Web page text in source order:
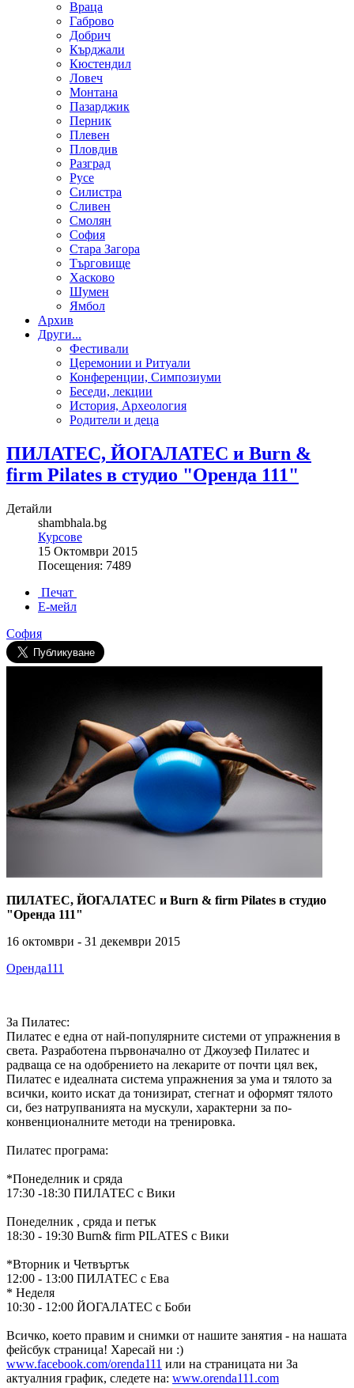
Враца
Габрово
Добрич
Кърджали
Кюстендил
Ловеч
Монтана
Пазарджик
Перник
Плевен
Пловдив
Разград
Русе
Силистра
Сливен
Смолян
София
Стара Загора
Търговище
Хасково
Шумен
Ямбол
Aрхив
Други...
Фестивали
Церемонии и Ритуали
Конференции, Симпозиуми
Беседи, лекции
История, Археология
Родители и деца
ПИЛАТЕС, ЙОГАЛАТЕС и Burn &
firm Pilates в студио "Оренда 111"
Детайли
shambhala.bg
Курсове
15 Октомври 2015
Посещения: 7489
Печат
Е-мейл
София
ПИЛАТЕС, ЙОГАЛАТЕС и Burn & firm Pilates в студио
"Оренда 111"
16 октомври - 31 декември 2015
Оренда111
За Пилатес:
Пилатес е една от най-популярните системи от упражнения в
света. Разработена първоначално от Джоузеф Пилатес и
радваща се на одобрението на лекарите от почти цял век,
Пилатес е идеалната система упражнения за ума и тялото за
всички, които искат да тонизират, стегнат и оформят тялото
си, без натрупванията на мускули, характерни за по-
конвенционалните методи на тренировка.
Пилатес програма:
*Понеделник и сряда
17:30 -18:30 ПИЛАТЕС с Вики
Понеделник , сряда и петък
18:30 - 19:30 Burn& firm PILATES с Вики
*Вторник и Четвъртък
12:00 - 13:00 ПИЛАТЕС с Ева
* Неделя
10:30 - 12:00 ЙОГАЛАТЕС с Боби
Всичко, което правим и снимки от нашите занятия - на нашата
фейсбук страница! Харесай ни :)
www.facebook.com/orenda111 или на страницата ни За
актуалния график, следете на: www.orenda111.com